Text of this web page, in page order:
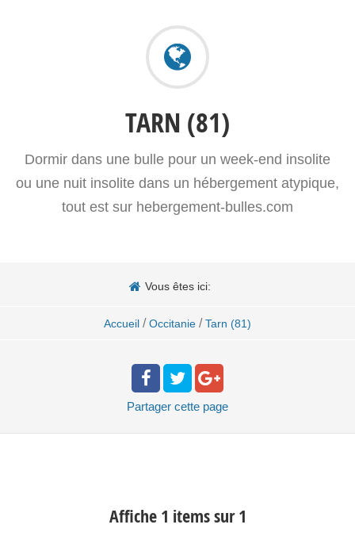
TARN (81)
Dormir dans une bulle pour un week-end insolite
ou une nuit insolite dans un hébergement atypique,
tout est sur hebergement-bulles.com
Vous êtes ici:
Accueil / Occitanie / Tarn (81)
Partager cette page
Affiche 1 items sur 1